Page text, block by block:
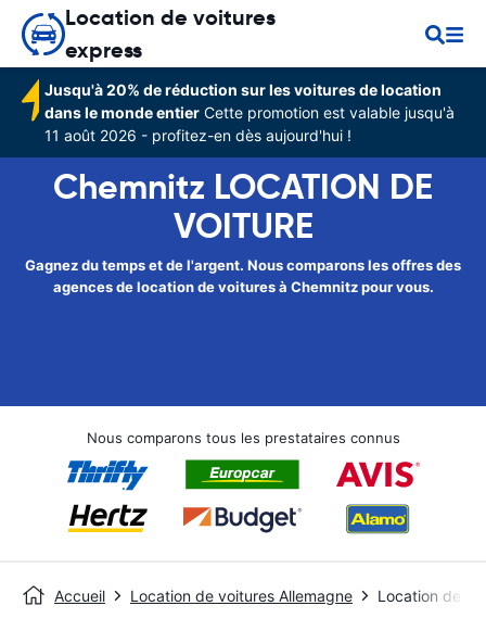
Location de voitures
express
Jusqu'à 20% de réduction sur les voitures de location
dans le monde entier Cette promotion est valable jusqu'à
11 août 2026 - profitez-en dès aujourd'hui !
Chemnitz LOCATION DE
VOITURE
Gagnez du temps et de l'argent. Nous comparons les offres des
agences de location de voitures à Chemnitz pour vous.
Nous comparons tous les prestataires connus
Accueil Location de voitures Allemagne Location de